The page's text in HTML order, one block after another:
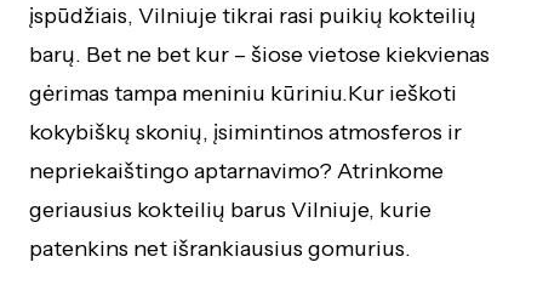
įspūdžiais, Vilniuje tikrai rasi puikių kokteilių
barų. Bet ne bet kur – šiose vietose kiekvienas
gėrimas tampa meniniu kūriniu.Kur ieškoti
kokybiškų skonių, įsimintinos atmosferos ir
nepriekaištingo aptarnavimo? Atrinkome
geriausius kokteilių barus Vilniuje, kurie
patenkins net išrankiausius gomurius.